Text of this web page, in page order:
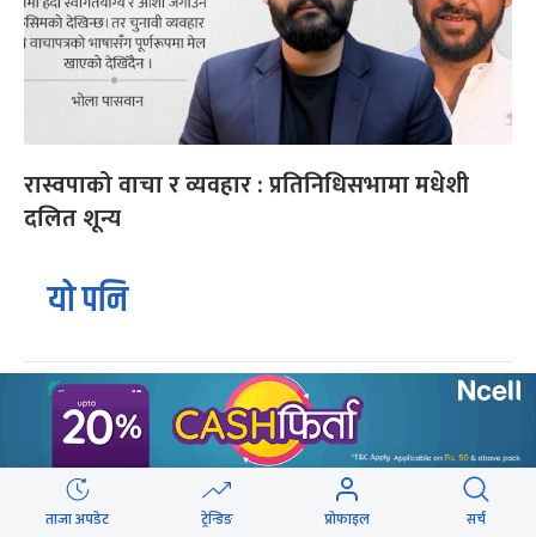
रास्वपाको वाचा र व्यवहार : प्रतिनिधिसभामा मधेशी
दलित शून्य
यो पनि
ट्रेन्डिङ
ताजा अपडेट ट्रेन्डिङ प्रोफाइल सर्च